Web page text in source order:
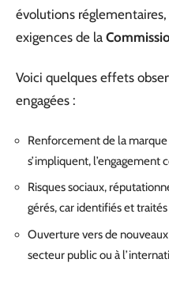
évolutions réglementaires,
exigences de la
Voici quelques effets
engagées :
Renforcement de la
s’impliquent, l’engagement
Risques sociaux,
gérés, car identifiés et
Ouverture vers de
secteur public ou à